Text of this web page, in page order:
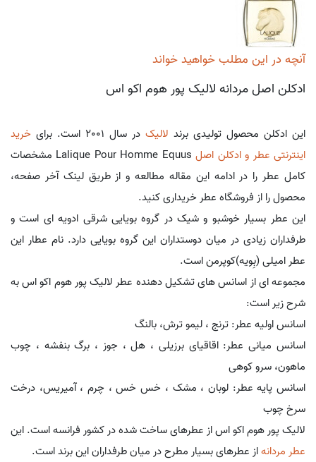
آنچه در این مطلب خواهید خواند
ادکلن اصل مردانه لالیک پور هوم اکو اس
این ادکلن محصول تولیدی برند لالیک در سال 2001 است. برای
خرید
اینترنتی عطر و ادکلن اصل
Lalique Pour Homme Equus مشخصات
کامل عطر را در ادامه این مقاله مطالعه و از طریق لینک آخر صفحه،
محصول را از فروشگاه عطر خریداری کنید.
این عطر بسیار خوشبو و شیک در گروه بویایی شرقی ادویه ای است و
طرفداران زیادی در میان دوستداران این گروه بویایی دارد. نام عطار این
عطر امیلی (بِویه)کوپرمن است.
مجموعه ای از اسانس های تشکیل دهنده عطر لالیک پور هوم اکو اس به
شرح زیر است:
اسانس اولیه عطر: ترنج ، لیمو ترش، بالنگ
اسانس میانی عطر: اقاقیای برزیلی ، هل ، جوز ، برگ بنفشه ، چوب
ماهون، سرو کوهی
اسانس پایه عطر: لوبان ، مشک ، خس خس ، چرم ، آمیریس، درخت
سرخ چوب
لالیک پور هوم اکو اس از عطرهای ساخت شده در کشور فرانسه است. این
عطر مردانهاز عطرهای بسیار مطرح در میان طرفداران این برند است.